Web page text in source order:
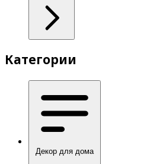
Категории
Декор для дома